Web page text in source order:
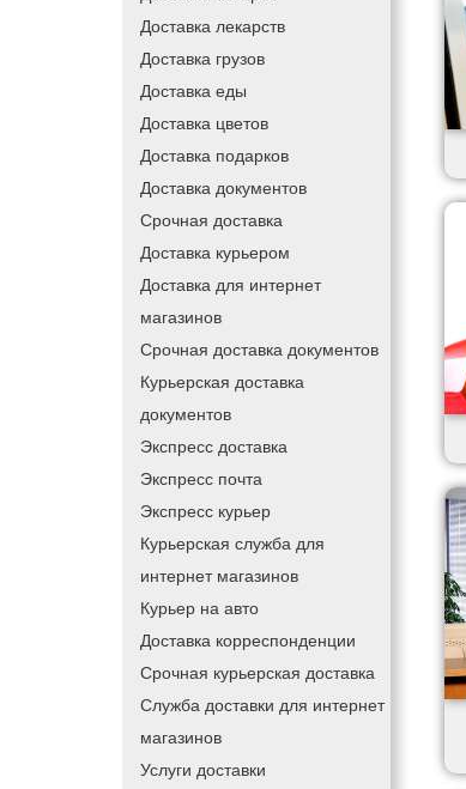
Доставка лекарств
Доставка грузов
Доставка еды
Доставка цветов
Доставка подарков
Доставка документов
Срочная доставка
Доставка курьером
Доставка для интернет
магазинов
Срочная доставка документов
Курьерская доставка
документов
Экспресс доставка
Экспресс почта
Экспресс курьер
Курьерская служба для
интернет магазинов
Курьер на авто
Доставка корреспонденции
Срочная курьерская доставка
Служба доставки для интернет
магазинов
Услуги доставки